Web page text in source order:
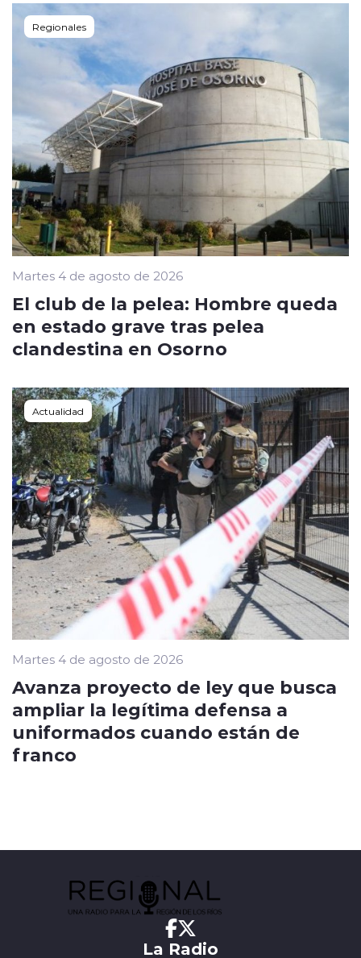
Regionales
Martes 4 de agosto de 2026
El club de la pelea: Hombre queda
en estado grave tras pelea
clandestina en Osorno
Actualidad
Martes 4 de agosto de 2026
Avanza proyecto de ley que busca
ampliar la legítima defensa a
uniformados cuando están de
franco
La Radio